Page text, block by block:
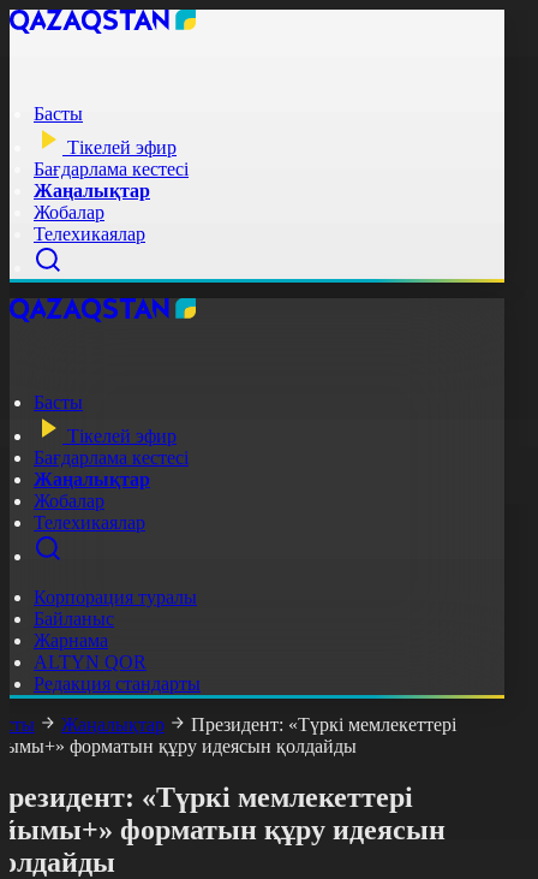
Басты
Тікелей эфир
Бағдарлама кестесі
Жаңалықтар
Жобалар
Телехикаялар
Басты
Тікелей эфир
Бағдарлама кестесі
Жаңалықтар
Жобалар
Телехикаялар
Корпорация туралы
Байланыс
Жарнама
ALTYN QOR
Редакция стандарты
Жаңалықтар
Президент: «Түркі мемлекеттері
форматын құру идеясын қолдайды
«Түркі мемлекеттері
форматын құру идеясын